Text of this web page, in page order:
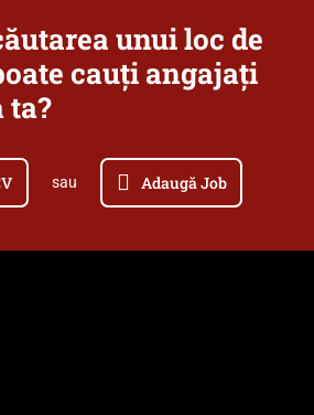
unui loc de
cauți angajați
ta?
sau Adaugă Job